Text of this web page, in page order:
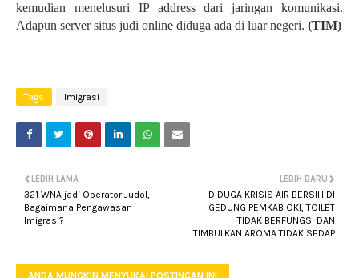
kemudian menelusuri IP address dari jaringan komunikasi.
Adapun server situs judi online diduga ada di luar negeri. (TIM)
Tags Imigrasi
LEBIH BARU
DIDUGA KRISIS AIR BERSIH DI
GEDUNG PEMKAB OKI, TOILET
TIDAK BERFUNGSI DAN
TIMBULKAN AROMA TIDAK SEDAP
LEBIH LAMA
321 WNA jadi Operator Judol,
Bagaimana Pengawasan
Imigrasi?
ANDA MUNGKIN MENYUKAI POSTINGAN INI